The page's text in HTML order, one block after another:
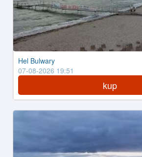
Hel Bulwary
07-08-2026 19:51
kup